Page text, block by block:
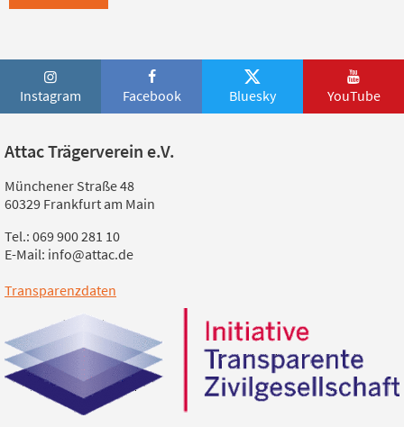
Instagram Facebook Bluesky YouTube
Attac Trägerverein e.V.
Münchener Straße 48
60329 Frankfurt am Main
Tel.: 069 900 281 10
E-Mail: info@attac.de
Transparenzdaten